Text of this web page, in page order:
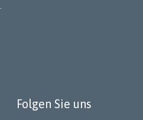
Folgen Sie uns